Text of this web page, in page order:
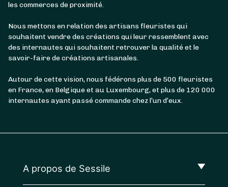
les commerces de proximité.
Nous mettons en relation des artisans fleuristes qui
souhaitent vendre des créations qui leur ressemblent avec
des internautes qui souhaitent retrouver la qualité et le
savoir-faire de créations artisanales.
Autour de cette vision, nous fédérons plus de 500 fleuristes
en France, en Belgique et au Luxembourg, et plus de 120 000
internautes ayant passé commande chez l’un d’eux.
A propos de Sessile